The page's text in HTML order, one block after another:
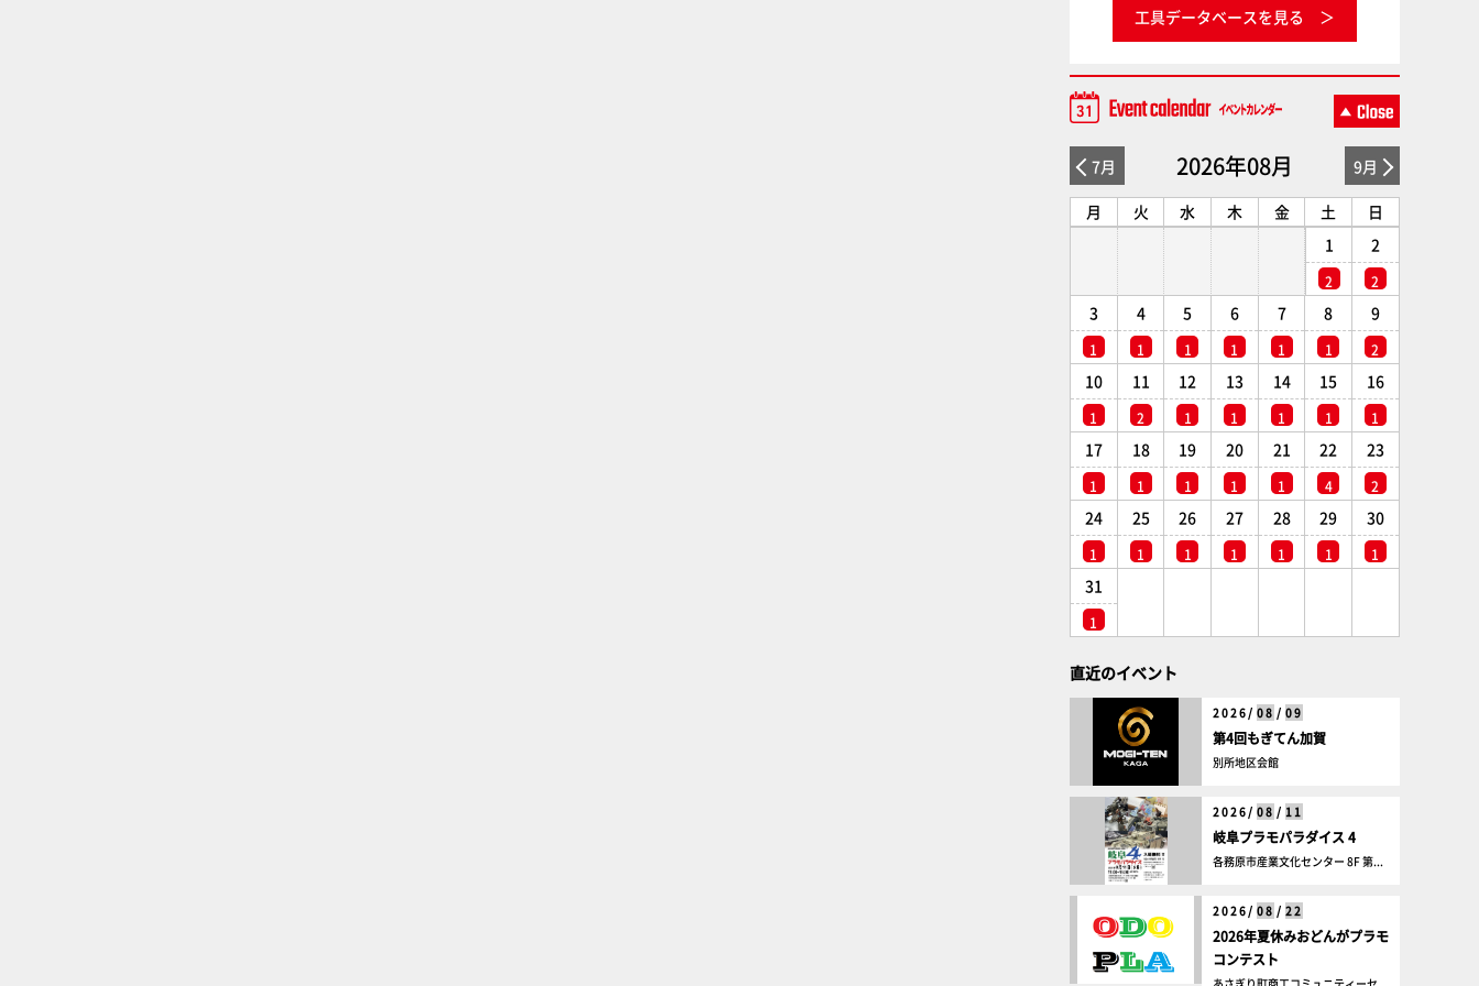
工具データベースを見る
7月 2026年08月 9月
月 火 水 木 金 土
日
1
2
2
2
3
1
4
1
5
1
6
1
7
1
8
1
9
2
10
1
11
2
12
1
13
1
14
1
15
1
16
1
17
1
18
1
19
1
20
1
21
1
22
4
23
2
24
1
25
1
26
1
27
1
28
1
29
1
30
1
31
1
直近のイベント
2026/ 08 / 09
第4回もぎてん加賀
別所地区会館
2026/ 08 / 11
岐阜プラモパラダイス 4
各務原市産業文化センター 8F 第...
2026/ 08 / 22
2026年夏休みおどんがプラモ
コンテスト